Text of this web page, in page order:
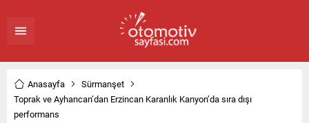
Anasayfa
Sürmanşet
Toprak ve Ayhancan’dan Erzincan Karanlık Kanyon’da sıra dışı
performans